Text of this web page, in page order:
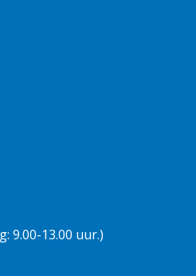
9.00-13.00 uur.)